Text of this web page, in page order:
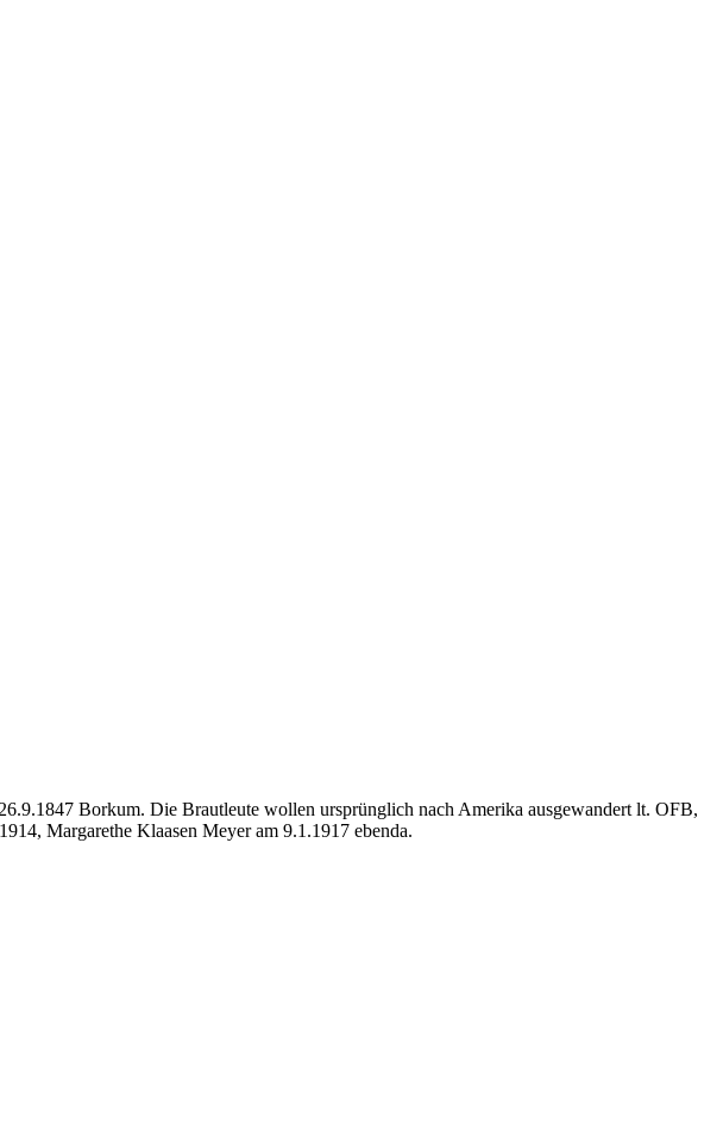
Borkum. Die Brautleute wollen ursprünglich nach Amerika ausgewandert lt. OFB,
Margarethe Klaasen Meyer am 9.1.1917 ebenda.